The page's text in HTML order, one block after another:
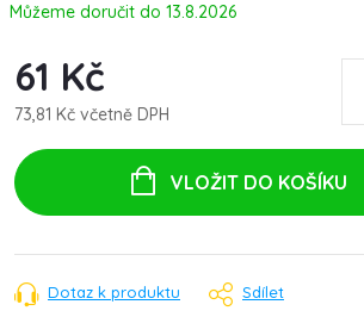
13.8.2026
61 Kč
73,81 Kč včetně DPH
cena:
VLOŽIT DO KOŠÍKU
Dotaz k produktu Sdílet